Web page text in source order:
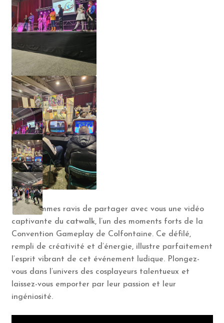
Nous sommes ravis de partager avec vous une vidéo
captivante du catwalk, l’un des moments forts de la
Convention Gameplay de Colfontaine. Ce défilé,
rempli de créativité et d’énergie, illustre parfaitement
l’esprit vibrant de cet événement ludique. Plongez-
vous dans l’univers des cosplayeurs talentueux et
laissez-vous emporter par leur passion et leur
ingéniosité.